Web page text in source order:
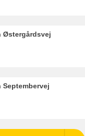
Østergårdsvej